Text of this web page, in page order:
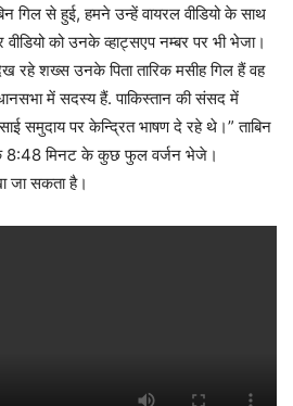
गिल से हुई, हमने उन्हें वायरल वीडियो के साथ
को उनके व्हाट्सएप नम्बर पर भी भेजा।
रहे शख्स उनके पिता तारिक मसीह गिल हैं वह
में सदस्य हैं. पाकिस्तान की संसद में
समुदाय पर केन्द्रित भाषण दे रहे थे।” ताबिन
के 8:48 मिनट के कुछ फुल वर्जन भेजे।
जा सकता है।